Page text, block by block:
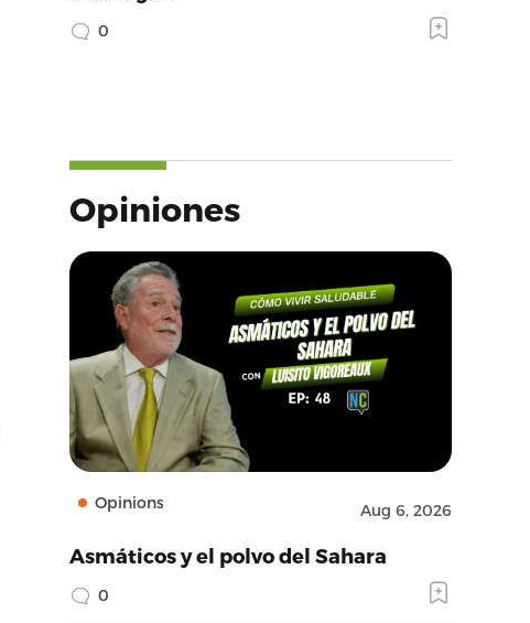
0
Opiniones
Opinions Aug 6, 2026
Asmáticos y el polvo del Sahara
0